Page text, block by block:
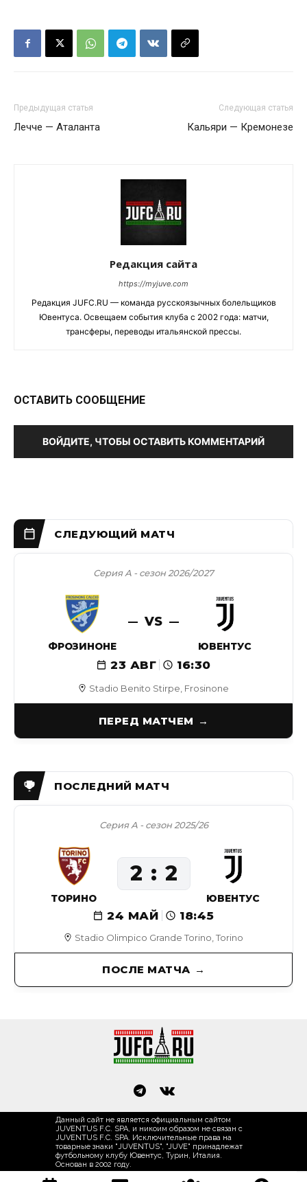
Предыдущая статья
Лечче — Аталанта
Следующая статья
Кальяри — Кремонезе
Редакция сайта
https://myjuve.com
Редакция JUFC.RU — команда русскоязычных болельщиков
Ювентуса. Освещаем события клуба с 2002 года: матчи,
трансферы, переводы итальянской прессы.
ОСТАВИТЬ СООБЩЕНИЕ
ВОЙДИТЕ, ЧТОБЫ ОСТАВИТЬ КОММЕНТАРИЙ
Stadio Benito Stirpe, Frosinone
Серия А - сезон 2026/2027
ФРОЗИНОНЕ
VS
ЮВЕНТУС
23 АВГ 16:30
ПЕРЕД МАТЧЕМ
Stadio Olimpico Grande Torino, Torino
Серия А - сезон 2025/26
24 МАЙ 18:45
ТОРИНО
2 2
ЮВЕНТУС
ПОСЛЕ МАТЧА
Данный сайт не является официальным сайтом
JUVENTUS F.C. SPA, и никоим образом не связан с
JUVENTUS F.C. SPA. Исключительные права на
товарные знаки "JUVENTUS", "JUVE" принадлежат
футбольному клубу Ювентус, Турин, Италия.
Основан в 2002 году.